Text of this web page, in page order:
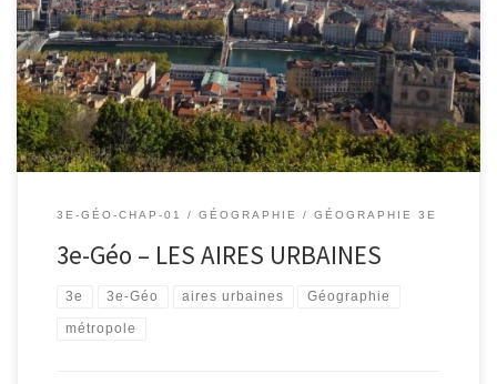
3E-GÉO-CHAP-01 GÉOGRAPHIE GÉOGRAPHIE 3E
3e-Géo – LES AIRES URBAINES
3e 3e-Géo aires urbaines Géographie
métropole